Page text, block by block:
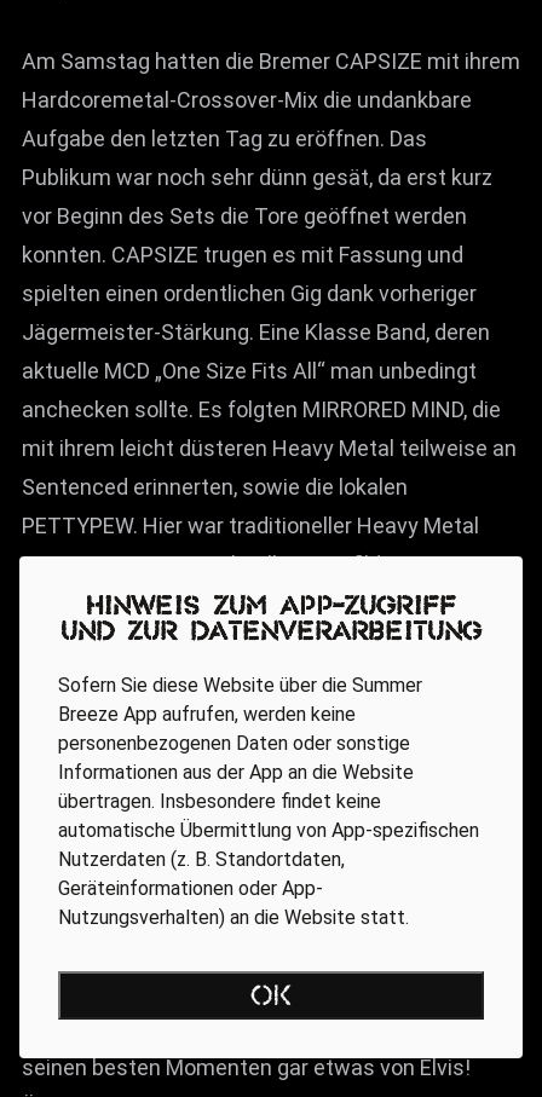
Am Samstag hatten die Bremer CAPSIZE mit ihrem
Hardcoremetal-Crossover-Mix die undankbare
Aufgabe den letzten Tag zu eröffnen. Das
Publikum war noch sehr dünn gesät, da erst kurz
vor Beginn des Sets die Tore geöffnet werden
konnten. CAPSIZE trugen es mit Fassung und
spielten einen ordentlichen Gig dank vorheriger
Jägermeister-Stärkung. Eine Klasse Band, deren
aktuelle MCD „One Size Fits All“ man unbedingt
anchecken sollte. Es folgten MIRRORED MIND, die
mit ihrem leicht düsteren Heavy Metal teilweise an
Sentenced erinnerten, sowie die lokalen
PETTYPEW. Hier war traditioneller Heavy Metal
angesagt, meist in schnelleren Gefilden. Ein
ordentlicher Gig. Als krasser Gegensatz wussten
RED AIM daraufhin voll zu überzeugen – und das
um 13.30 Uhr! Die Band hat sich dem sogenannten
Schweinerock verschrieben, hier und da hört man
auch ein bisschen Kyuss raus. Das größte Kapital
der Band ist sicherlich der Sänger. Wie alle anderen
Bandmitglieder in hippe Flammenhemden
gekleidet, konnte er seins zwar nicht zumachen (zu
viel Bauch im Weg), ließ sich davon aber auch in
Stimmungskanone par excellance, hatte das
Publikum schnell auf seiner Seite und hatte in
seinen besten Momenten gar etwas von Elvis!
Hinweis zum App-Zugriff
und zur Datenverarbeitung
Sofern Sie diese Website über die Summer
Breeze App aufrufen, werden keine
personenbezogenen Daten oder sonstige
Informationen aus der App an die Website
übertragen. Insbesondere findet keine
automatische Übermittlung von App-spezifischen
Nutzerdaten (z. B. Standortdaten,
Geräteinformationen oder App-
Nutzungsverhalten) an die Website statt.
OK